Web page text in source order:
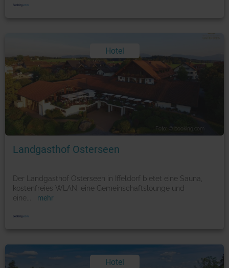
Hotel
Foto: © booking.com
Landgasthof Osterseen
Der Landgasthof Osterseen in Iffeldorf bietet eine Sauna,
kostenfreies WLAN, eine Gemeinschaftslounge und
eine
mehr
Hotel